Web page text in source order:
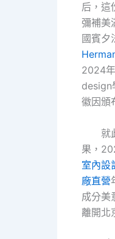
后，這
彌補美
國賓夕
2024
design
徽因頒
就
果，
室內設
廠直營
成分美
離開北